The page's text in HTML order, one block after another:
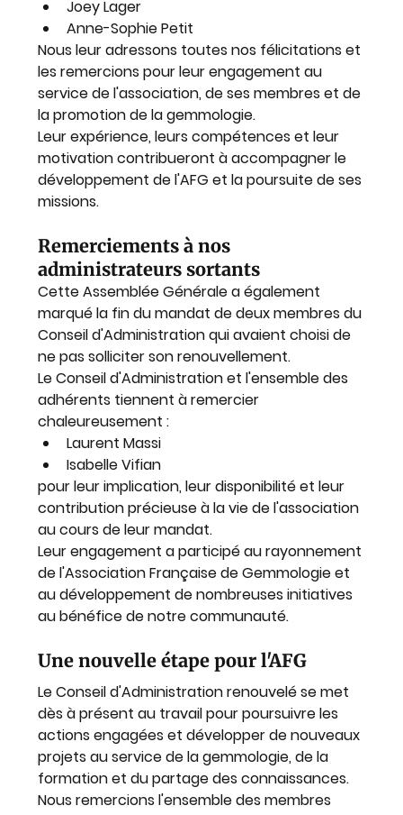
Joey Lager
Anne-Sophie Petit
Nous leur adressons toutes nos félicitations et
les remercions pour leur engagement au
service de l'association, de ses membres et de
la promotion de la gemmologie.
Leur expérience, leurs compétences et leur
motivation contribueront à accompagner le
développement de l'AFG et la poursuite de ses
missions.
Remerciements à nos
administrateurs sortants
Cette Assemblée Générale a également
marqué la fin du mandat de deux membres du
Conseil d'Administration qui avaient choisi de
ne pas solliciter son renouvellement.
Le Conseil d'Administration et l'ensemble des
adhérents tiennent à remercier
chaleureusement :
Laurent Massi
Isabelle Vifian
pour leur implication, leur disponibilité et leur
contribution précieuse à la vie de l'association
au cours de leur mandat.
Leur engagement a participé au rayonnement
de l'Association Française de Gemmologie et
au développement de nombreuses initiatives
au bénéfice de notre communauté.
Une nouvelle étape pour l'AFG
Le Conseil d'Administration renouvelé se met
dès à présent au travail pour poursuivre les
actions engagées et développer de nouveaux
projets au service de la gemmologie, de la
formation et du partage des connaissances.
Nous remercions l'ensemble des membres